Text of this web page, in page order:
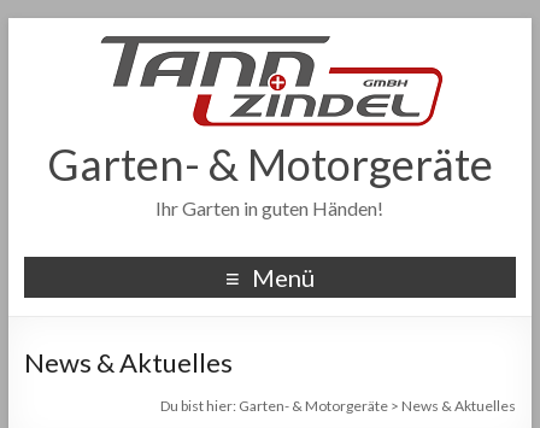
Garten- & Motorgeräte
Ihr Garten in guten Händen!
Menü
News & Aktuelles
Du bist hier: Garten- & Motorgeräte > News & Aktuelles